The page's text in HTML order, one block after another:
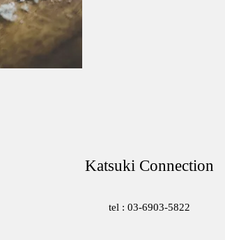
Katsuki Connection
tel : 03-6903-5822